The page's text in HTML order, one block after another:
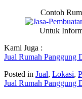
Contoh
Untuk
Kami Juga :
Jual Rumah Panggung
Posted in Jual, Lokasi,
Jual Rumah Panggung